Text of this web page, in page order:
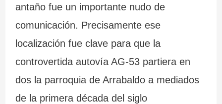
antaño fue un importante nudo de
comunicación. Precisamente ese
localización fue clave para que la
controvertida autovía AG-53 partiera en
dos la parroquia de Arrabaldo a mediados
de la primera década del siglo